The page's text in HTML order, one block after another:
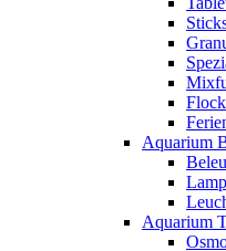
Aquarium
Aquarium